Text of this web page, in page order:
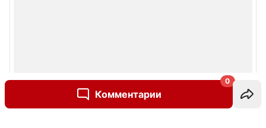
Комментарии
0